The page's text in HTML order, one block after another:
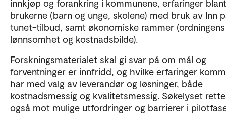
innkjøp og forankring i kommunene, erfaringer blant
brukerne (barn og unge, skolene) med bruk av Inn
tunet-tilbud, samt økonomiske rammer (ordningens
lønnsomhet og kostnadsbilde).
Forskningsmaterialet skal gi svar på om mål og
forventninger er innfridd, og hvilke erfaringer
har med valg av leverandør og løsninger, både
kostnadsmessig og kvalitetsmessig. Søkelyset
også mot mulige utfordringer og barrierer i